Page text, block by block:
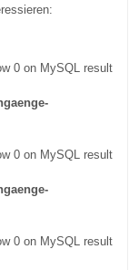
0 on MySQL result
0 on MySQL result
0 on MySQL result